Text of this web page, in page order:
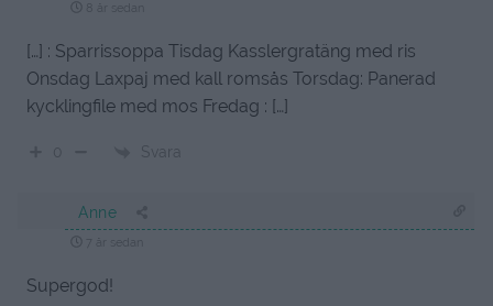
8 år sedan
[…] : Sparrissoppa Tisdag Kasslergratäng med ris
Onsdag Laxpaj med kall romsås Torsdag: Panerad
kycklingfile med mos Fredag : […]
Svara
Anne
Supergod!